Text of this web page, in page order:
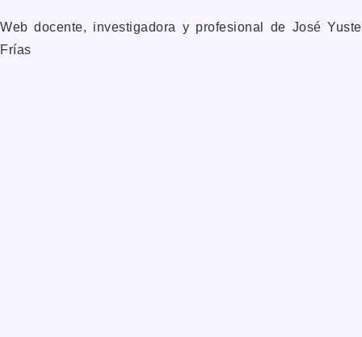
Web docente, investigadora y profesional de José Yuste
Frías